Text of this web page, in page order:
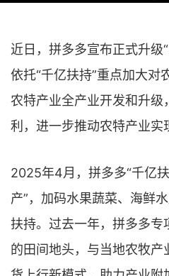
近日，拼多多宣布正式升级
依托“千亿扶持”重点加大对
农特产业全产业开发和升级
利，进一步推动农特产业实
2025年4月，拼多多“千亿
产”，加码水果蔬菜、海鲜
扶持。过去一年，拼多多
的田间地头，与当地农牧